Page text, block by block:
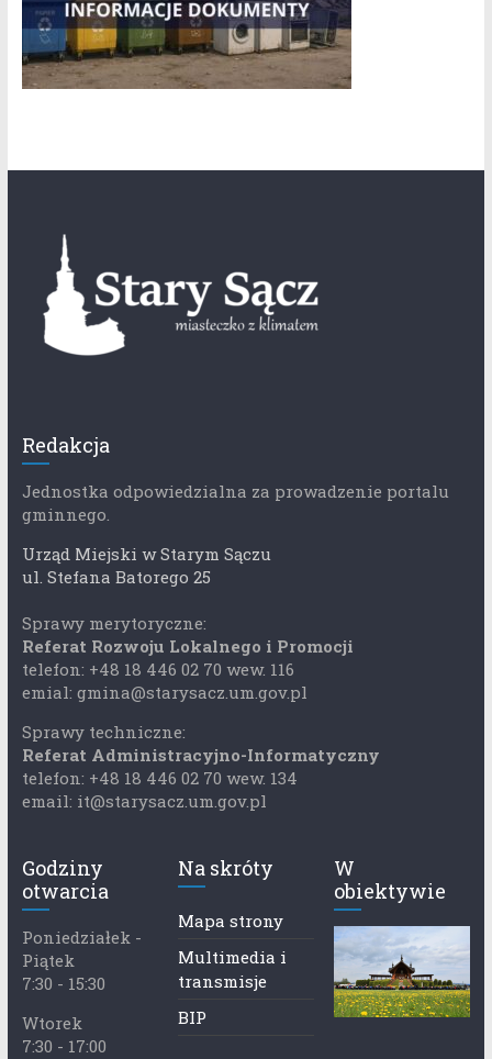
Redakcja
Jednostka odpowiedzialna za prowadzenie portalu
gminnego.
Urząd Miejski w Starym Sączu
ul. Stefana Batorego 25
Sprawy merytoryczne:
Referat Rozwoju Lokalnego i Promocji
telefon: +48 18 446 02 70 wew. 116
emial: gmina@starysacz.um.gov.pl
Sprawy techniczne:
Referat Administracyjno-Informatyczny
telefon: +48 18 446 02 70 wew. 134
email: it@starysacz.um.gov.pl
Godziny
otwarcia
Poniedziałek -
Piątek
7:30 - 15:30
Wtorek
7:30 - 17:00
Na skróty
Mapa strony
Multimedia i
transmisje
BIP
W
obiektywie